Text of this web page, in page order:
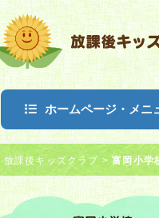
ホームページ・メニ
放課後キッズクラブ >富岡小学